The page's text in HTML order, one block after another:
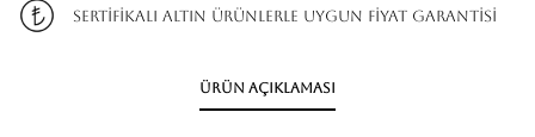
SERTİFİKALI ALTIN ÜRÜNLERLE UYGUN FİYAT GARANTİSİ
Ürün Açıklaması